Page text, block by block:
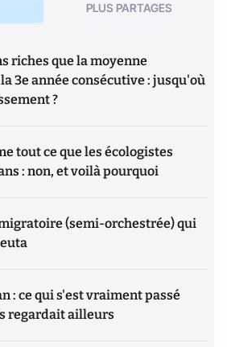
PLUS PARTAGES
riches que la moyenne
3e année consécutive : jusqu'où
?
tout ce que les écologistes
: non, et voilà pourquoi
(semi-orchestrée) qui
: ce qui s'est vraiment passé
regardait ailleurs